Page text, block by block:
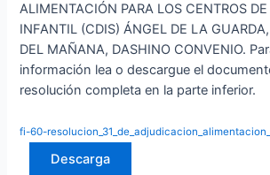
ALIMENTACIÓN PARA LOS CENTROS DE
INFANTIL (CDIS) ÁNGEL DE LA
DEL MAÑANA, DASHINO CONVENIO.
información lea o descargue el
resolución completa en la parte inferior.
fi-60-
Descarga